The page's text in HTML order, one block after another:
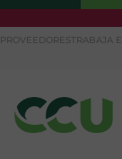
al
PROVEEDORES TRABAJA